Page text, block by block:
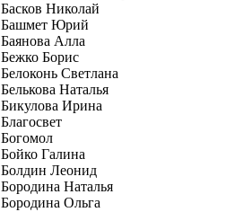
Басков Николай
Башмет Юрий
Баянова Алла
Бежко Борис
Белоконь Светлана
Белькова Наталья
Бикулова Ирина
Благосвет
Богомол
Бойко Галина
Болдин Леонид
Бородина Наталья
Бородина Ольга